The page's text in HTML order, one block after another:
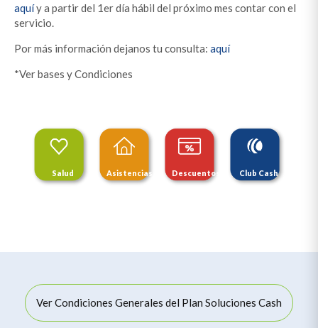
aquíy a partir del 1er día hábil del próximo mes contar con el
servicio.
Por más información dejanos tu consulta: aquí
*Ver bases y Condiciones
Salud Asistencias Descuentos Club Cash
Ver Condiciones Generales del Plan Soluciones Cash